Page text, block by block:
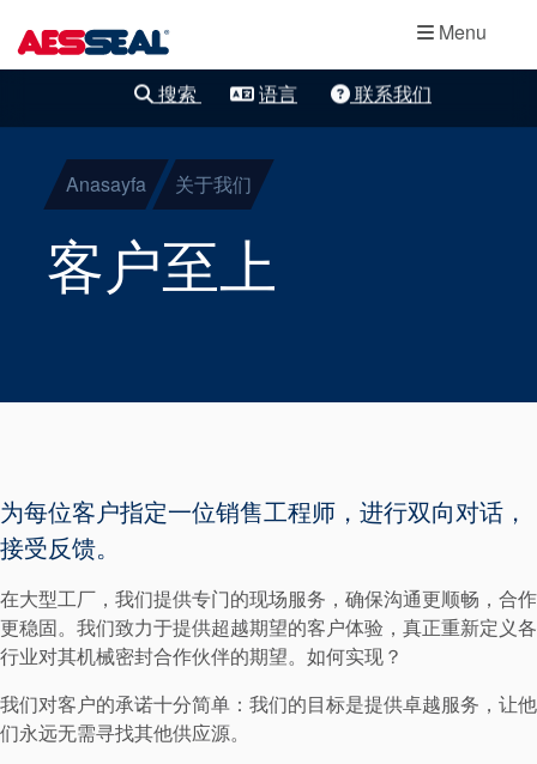
Menu
轴承保护器
集装式机械密
封
两部件密封
干气密封
密封辅助系统
搜索 语言 联系我们
Anasayfa 关于我们
客户至上
为每位客户指定一位销售工程师，进行双向对话，
接受反馈。
在大型工厂，我们提供专门的现场服务，确保沟通更顺畅，合作
更稳固。我们致力于提供超越期望的客户体验，真正重新定义各
行业对其机械密封合作伙伴的期望。如何实现？
我们对客户的承诺十分简单：我们的目标是提供卓越服务，让他
们永远无需寻找其他供应源。